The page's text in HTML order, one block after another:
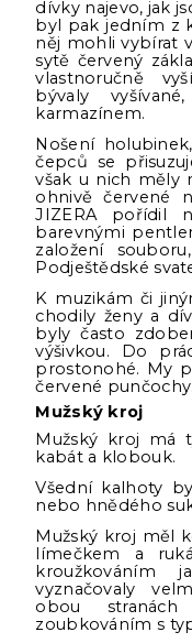
dívky najevo, jak
byl pak jedním z
něj mohli vybírat
sytě červený
vlastnoručně
bývaly
karmazínem.
Nošení
čepců se
však u nich měly
ohnivě červené
JIZERA pořídil
barevnými
založení
Podještědské
K muzikám či
chodily ženy a
byly často
výšivkou. Do
prostonohé. My
červené punčochy.
Mužský kroj
Mužský kroj má
kabát a klobouk.
Všední kalhoty
nebo hnědého
Mužský kroj měl
límečkem a
kroužkováním
vyznačovaly
obou
zoubkováním s